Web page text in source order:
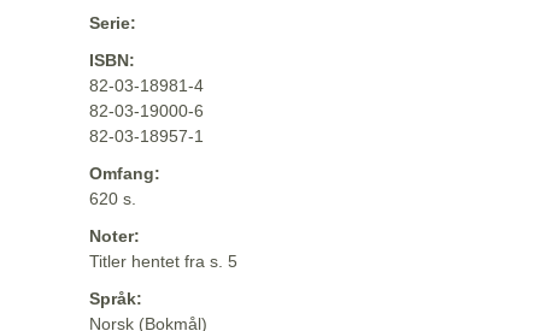
Serie:
ISBN:
82-03-18981-4
82-03-19000-6
82-03-18957-1
Omfang:
620 s.
Noter:
Titler hentet fra s. 5
Språk:
Norsk (Bokmål)